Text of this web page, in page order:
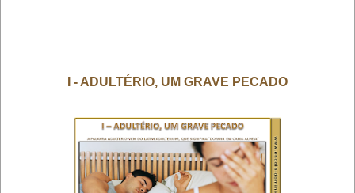
I - ADULTÉRIO, UM GRAVE PECADO